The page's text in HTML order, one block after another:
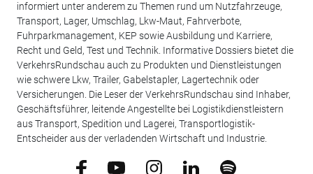
informiert unter anderem zu Themen rund um Nutzfahrzeuge,
Transport, Lager, Umschlag, Lkw-Maut, Fahrverbote,
Fuhrparkmanagement, KEP sowie Ausbildung und Karriere,
Recht und Geld, Test und Technik. Informative Dossiers bietet die
VerkehrsRundschau auch zu Produkten und Dienstleistungen
wie schwere Lkw, Trailer, Gabelstapler, Lagertechnik oder
Versicherungen. Die Leser der VerkehrsRundschau sind Inhaber,
Geschäftsführer, leitende Angestellte bei Logistikdienstleistern
aus Transport, Spedition und Lagerei, Transportlogistik-
Entscheider aus der verladenden Wirtschaft und Industrie.